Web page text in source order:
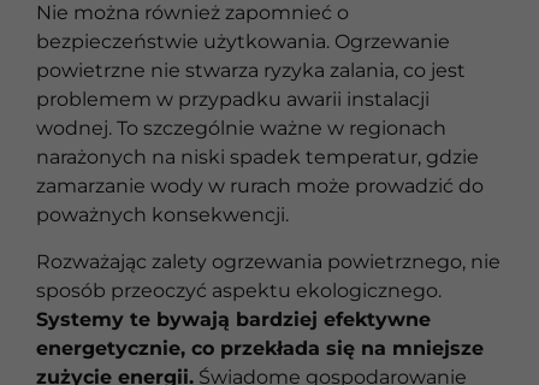
Nie można również zapomnieć o
bezpieczeństwie użytkowania. Ogrzewanie
powietrzne nie stwarza ryzyka zalania, co jest
problemem w przypadku awarii instalacji
wodnej. To szczególnie ważne w regionach
narażonych na niski spadek temperatur, gdzie
zamarzanie wody w rurach może prowadzić do
poważnych konsekwencji.
Rozważając zalety ogrzewania powietrznego, nie
sposób przeoczyć aspektu ekologicznego.
Systemy te bywają bardziej efektywne
energetycznie, co przekłada się na mniejsze
zużycie energii. Świadome gospodarowanie